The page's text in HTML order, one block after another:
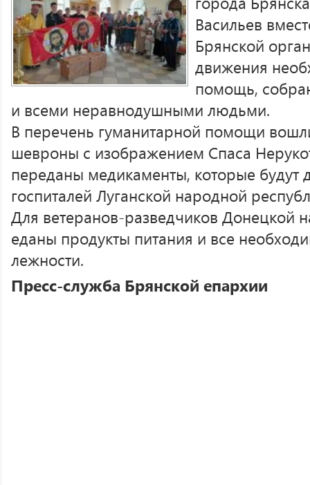
Васильев
Брянской
движения
помощь,
и всеми нер­авнодушными людьми.
В перечень гуманитар­ной помощи
шевроны с изображением Спаса
переданы медикаменты, которые будут
госпиталей Лу­ганской народной
Для ветеранов-разв­едчиков Донецкой
еданы продукты питан­ия и все
лежности.
Пресс-служба Брянской епархии